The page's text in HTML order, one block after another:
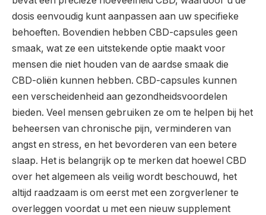
dosis eenvoudig kunt aanpassen aan uw specifieke
behoeften. Bovendien hebben CBD-capsules geen
smaak, wat ze een uitstekende optie maakt voor
mensen die niet houden van de aardse smaak die
CBD-oliën kunnen hebben. CBD-capsules kunnen
een verscheidenheid aan gezondheidsvoordelen
bieden. Veel mensen gebruiken ze om te helpen bij het
beheersen van chronische pijn, verminderen van
angst en stress, en het bevorderen van een betere
slaap. Het is belangrijk op te merken dat hoewel CBD
over het algemeen als veilig wordt beschouwd, het
altijd raadzaam is om eerst met een zorgverlener te
overleggen voordat u met een nieuw supplement